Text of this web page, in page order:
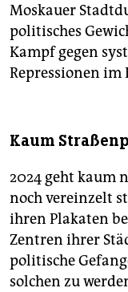
Moskauer
politisches
Kampf gegen
Repressionen im
Kaum
2024 geht kaum
noch vereinzelt
ihren Plakaten
Zentren ihrer
politische
solchen zu